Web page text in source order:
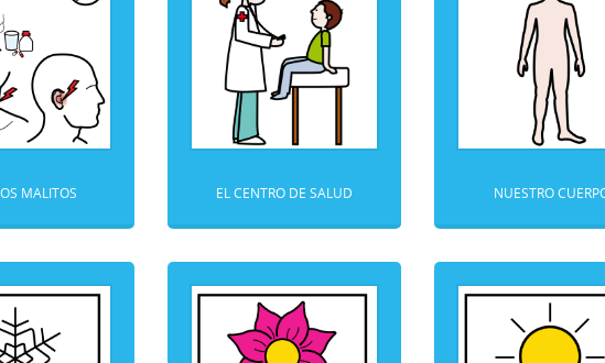
MALITOS EL CENTRO DE SALUD NUESTRO